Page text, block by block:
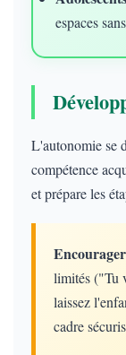
espaces
L'autonomie se
compétence
et prépare les
limités ("Tu
laissez
cadre